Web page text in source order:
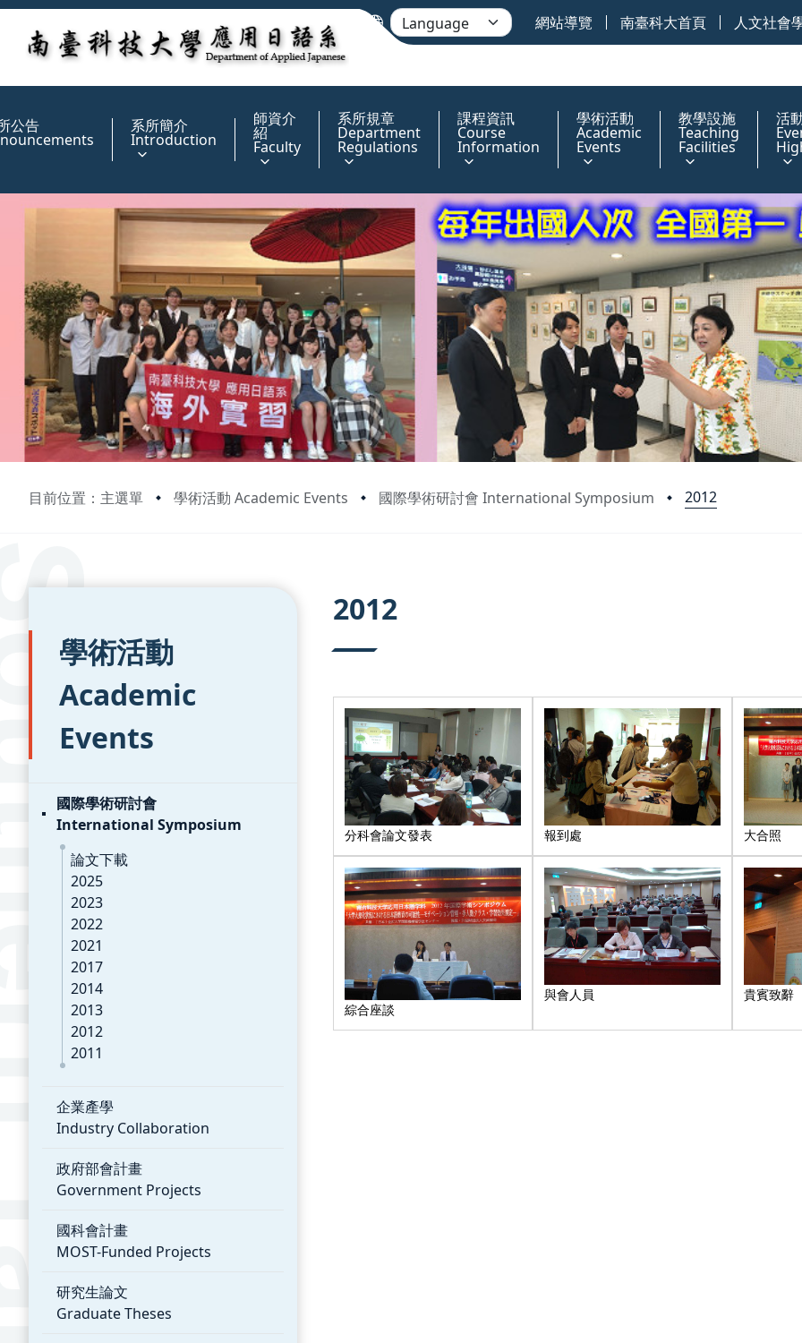
網站導覽 南臺科大首頁 人文社會
公告 系所簡介
Introduction
師資介
紹
Faculty
系所規章
Department
Regulations
課程資訊
Course
Information
學術活動
Academic
Events
教學設施
Teaching
Facilities
活
目前位置：主選單 學術活動 Academic Events 國際學術研討會 International Symposium 2012
:::
學術活動
Academic
Events
國際學術研討會
International Symposium
論文下載
2025
2023
2022
2021
2017
2014
2013
2012
2011
企業產學
Industry Collaboration
政府部會計畫
Government Projects
國科會計畫
MOST-Funded Projects
研究生論文
Graduate Theses
2012
分科會論文發表 報到處 大合照
綜合座談
與會人員 貴賓致辭